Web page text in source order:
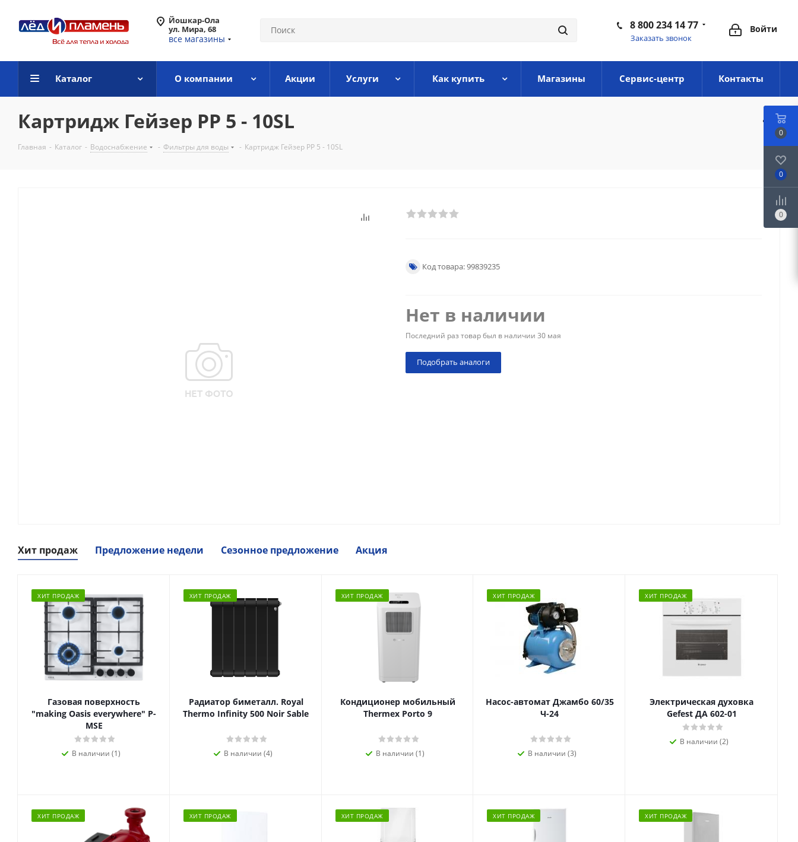
Йошкар-Ола
ул. Мира, 68
все магазины
Войти
8 800 234 14 77
Заказать звонок
Каталог О компании Акции Услуги Как купить Магазины Сервис-центр Контакты
Картридж Гейзер PP 5 - 10SL
Главная - Каталог - Водоснабжение - Фильтры для воды - Картридж Гейзер PP 5 - 10SL
Код товара: 99839235
Нет в наличии
Последний раз товар был в наличии 30 мая
Подобрать аналоги
Хит продаж Предложение недели Сезонное предложение Акция
ХИТ ПРОДАЖ
Газовая поверхность
"making Oasis everywhere" P-
MSE
В наличии (1)
ХИТ ПРОДАЖ
Радиатор биметалл. Royal
Thermo Infinity 500 Noir Sable
В наличии (4)
ХИТ ПРОДАЖ
Кондиционер мобильный
Thermex Porto 9
В наличии (1)
ХИТ ПРОДАЖ
Насос-автомат Джамбо 60/35
Ч-24
В наличии (3)
ХИТ ПРОДАЖ
Электрическая духовка
Gefest ДА 602-01
В наличии (2)
ХИТ ПРОДАЖ ХИТ ПРОДАЖ ХИТ ПРОДАЖ ХИТ ПРОДАЖ ХИТ ПРОДАЖ
0
0
0